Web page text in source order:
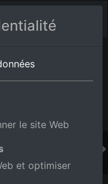
le site Web
et optimiser